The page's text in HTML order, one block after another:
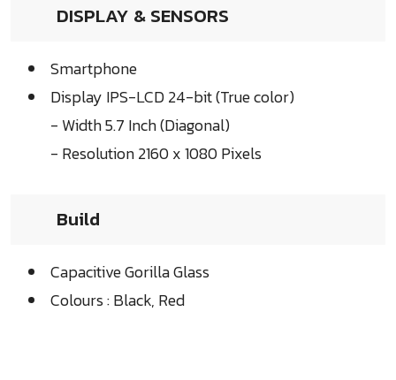
DISPLAY & SENSORS
Smartphone
Display IPS-LCD 24-bit (True color)
- Width 5.7 Inch (Diagonal)
- Resolution 2160 x 1080 Pixels
Build
Capacitive Gorilla Glass
Colours : Black, Red